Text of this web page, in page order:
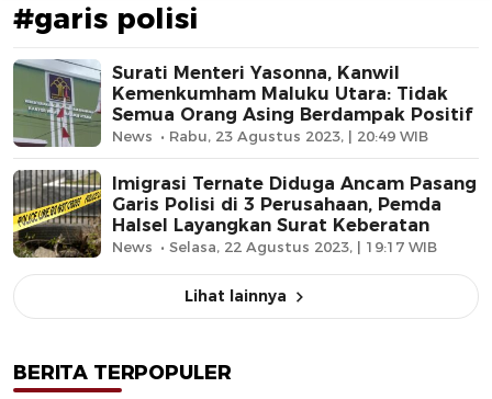
#garis polisi
Surati Menteri Yasonna, Kanwil
Kemenkumham Maluku Utara: Tidak
Semua Orang Asing Berdampak Positif
News Rabu, 23 Agustus 2023, | 20:49 WIB
Imigrasi Ternate Diduga Ancam Pasang
Garis Polisi di 3 Perusahaan, Pemda
Halsel Layangkan Surat Keberatan
News Selasa, 22 Agustus 2023, | 19:17 WIB
Lihat lainnya
BERITA TERPOPULER